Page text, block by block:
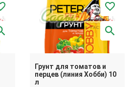
Грунт для томатов и
перцев (линия Хобби) 10
л